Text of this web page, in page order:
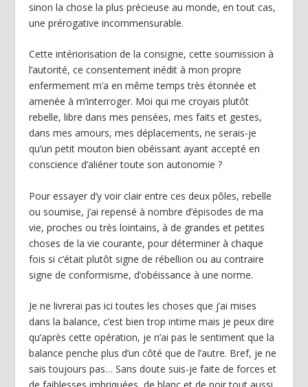
sinon la chose la plus précieuse au monde, en tout cas,
une prérogative incommensurable.
Cette intériorisation de la consigne, cette soumission à
l’autorité, ce consentement inédit à mon propre
enfermement m’a en même temps très étonnée et
amenée à m’interroger. Moi qui me croyais plutôt
rebelle, libre dans mes pensées, mes faits et gestes,
dans mes amours, mes déplacements, ne serais-je
qu’un petit mouton bien obéissant ayant accepté en
conscience d’aliéner toute son autonomie ?
Pour essayer d’y voir clair entre ces deux pôles, rebelle
ou soumise, j’ai repensé à nombre d’épisodes de ma
vie, proches ou très lointains, à de grandes et petites
choses de la vie courante, pour déterminer à chaque
fois si c’était plutôt signe de rébellion ou au contraire
signe de conformisme, d’obéissance à une norme.
Je ne livrerai pas ici toutes les choses que j’ai mises
dans la balance, c’est bien trop intime mais je peux dire
qu’après cette opération, je n’ai pas le sentiment que la
balance penche plus d’un côté que de l’autre. Bref, je ne
sais toujours pas… Sans doute suis-je faite de forces et